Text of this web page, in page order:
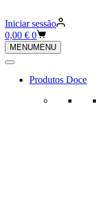
Iniciar sessão
Carrinho
de
compras
0,00 € 0
MENUMENU
Produtos Doce